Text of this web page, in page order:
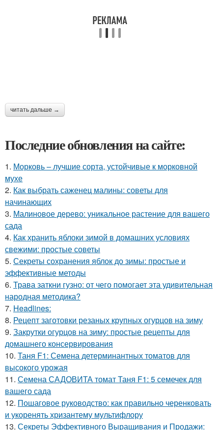
читать дальше →
Последние обновления на сайте:
1. Морковь – лучшие сорта, устойчивые к морковной
мухе
2. Как выбрать саженец малины: советы для
начинающих
3. Малиновое дерево: уникальное растение для вашего
сада
4. Как хранить яблоки зимой в домашних условиях
свежими: простые советы
5. Секреты сохранения яблок до зимы: простые и
эффективные методы
6. Трава заткни гузно: от чего помогает эта удивительная
народная методика?
7. Headlines:
8. Рецепт заготовки резаных крупных огурцов на зиму
9. Закрутки огурцов на зиму: простые рецепты для
домашнего консервирования
10. Таня F1: Семена детерминантных томатов для
высокого урожая
11. Семена САДОВИТА томат Таня F1: 5 семечек для
вашего сада
12. Пошаговое руководство: как правильно черенковать
и укоренять хризантему мультифлору
13. Секреты Эффективного Выращивания и Продажи: